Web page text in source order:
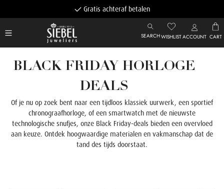
Gratis achteraf betalen
SEARCHWISHLISTACCOUNT CART
BLACK FRIDAY HORLOGE
DEALS
Of je nu op zoek bent naar een tijdloos klassiek uurwerk, een sportief
chronograafhorloge, of een smartwatch met de nieuwste
technologische snufjes, onze Black Friday-deals bieden een overvloed
aan keuze. Ontdek hoogwaardige materialen en vakmanschap dat de
tand des tijds doorstaat.